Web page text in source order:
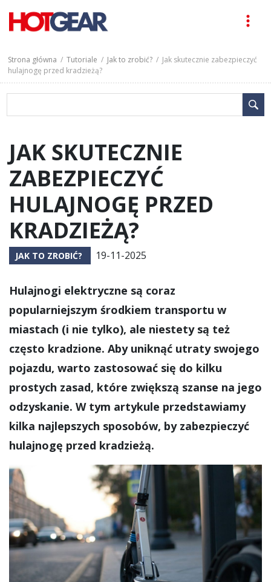
Strona główna /Tutoriale / Jak to zrobić? / Jak skutecznie zabezpieczyć
hulajnogę przed kradzieżą?
JAK SKUTECZNIE
ZABEZPIECZYĆ
HULAJNOGĘ PRZED
KRADZIEŻĄ?
JAK TO ZROBIĆ? 19-11-2025
Hulajnogi elektryczne są coraz
popularniejszym środkiem transportu w
miastach (i nie tylko), ale niestety są też
często kradzione. Aby uniknąć utraty swojego
pojazdu, warto zastosować się do kilku
prostych zasad, które zwiększą szanse na jego
odzyskanie. W tym artykule przedstawiamy
kilka najlepszych sposobów, by zabezpieczyć
hulajnogę przed kradzieżą.